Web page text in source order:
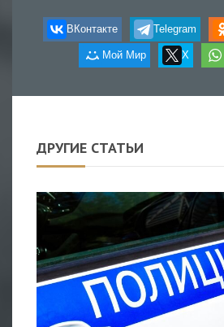
ВКонтакте Telegram
Мой Мир X
ДРУГИЕ СТАТЬИ